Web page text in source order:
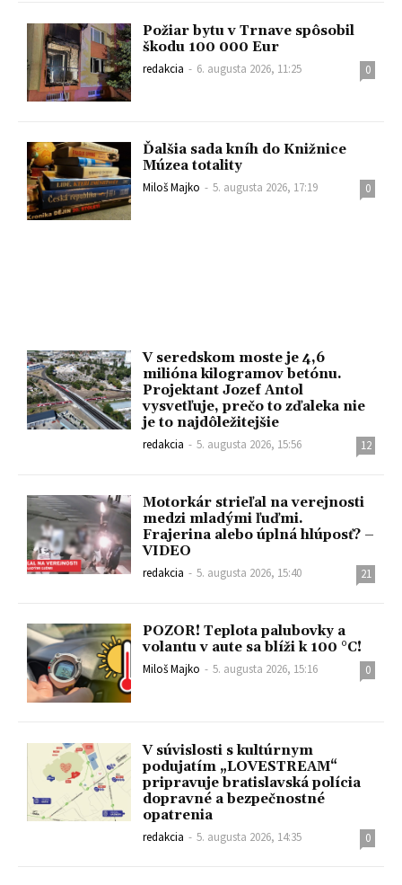
Požiar bytu v Trnave spôsobil
škodu 100 000 Eur
redakcia - 6. augusta 2026, 11:25 0
Ďalšia sada kníh do Knižnice
Múzea totality
Miloš Majko - 5. augusta 2026, 17:19 0
V seredskom moste je 4,6
milióna kilogramov betónu.
Projektant Jozef Antol
vysvetľuje, prečo to zďaleka nie
je to najdôležitejšie
redakcia - 5. augusta 2026, 15:56 12
Motorkár strieľal na verejnosti
medzi mladými ľuďmi.
Frajerina alebo úplná hlúposť? –
VIDEO
redakcia - 5. augusta 2026, 15:40 21
POZOR! Teplota palubovky a
volantu v aute sa blíži k 100 °C!
Miloš Majko - 5. augusta 2026, 15:16 0
V súvislosti s kultúrnym
podujatím „LOVESTREAM“
pripravuje bratislavská polícia
dopravné a bezpečnostné
opatrenia
redakcia - 5. augusta 2026, 14:35 0